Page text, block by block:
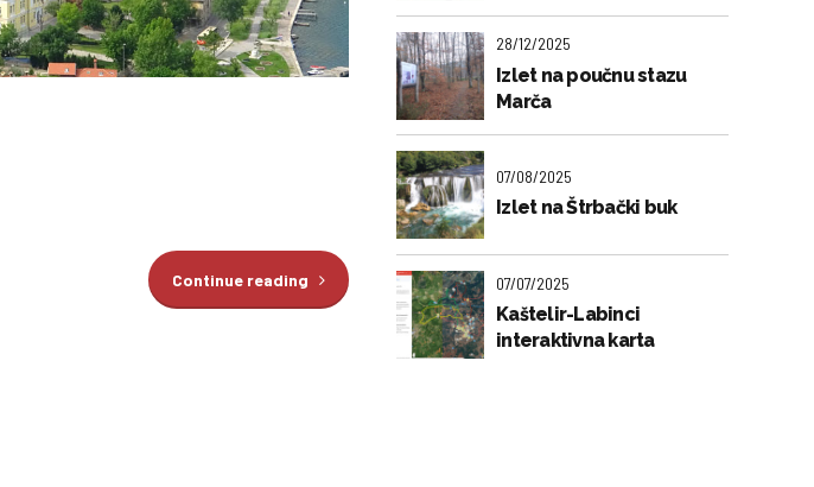
Continue reading
28/12/2025
Izlet na poučnu stazu
Marča
07/08/2025
Izlet na Štrbački buk
07/07/2025
Kaštelir-Labinci
interaktivna karta